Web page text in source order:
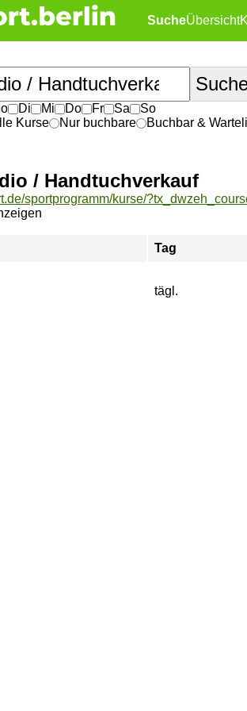
SucheÜbersicht
Di Mi Do Fr Sa
So
Kurse Nur buchbare
Buchbar &
/ Handtuchverkauf
Tag
tägl.